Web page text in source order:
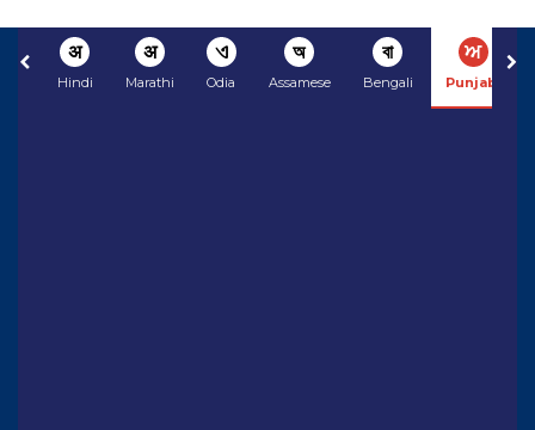
अ
Hindi
अ
Marathi
ଏ
Odia
অ
Assamese
বা
Bengali
ਅ
Punjabi